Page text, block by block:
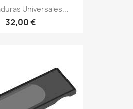
Universales...
32,00 €